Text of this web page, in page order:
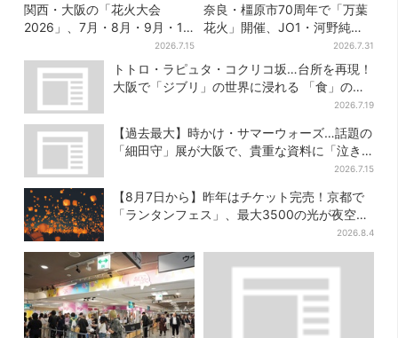
関西・大阪の「花火大会
2026」、7月・8月・9月・10
2026.7.15
奈良・橿原市70周年で「万葉
花火」開催、JO1・河野純喜
がアンバサダーに…グループ
楽曲ともシンクロ
2026.7.31
トトロ・ラピュタ・コクリコ坂…台所を再現！
大阪で「ジブリ」の世界に浸れる 「食」の展
2026.7.19
【過去最大】時かけ・サマーウォーズ…話題の
「細田守」展が大阪で、貴重な資料に「泣き
2026.7.15
【8月7日から】昨年はチケット完売！京都で
「ランタンフェス」、最大3500の光が夜空
2026.8.4